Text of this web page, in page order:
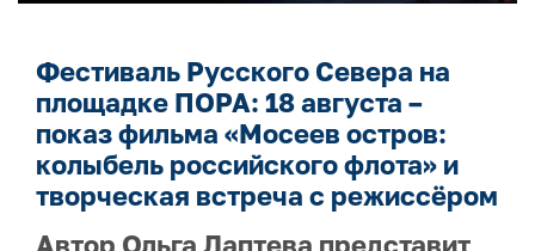
Фестиваль Русского Севера на
площадке ПОРА: 18 августа –
показ фильма «Мосеев остров:
колыбель российского флота» и
творческая встреча с режиссёром